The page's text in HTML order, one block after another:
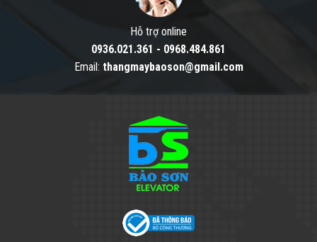
Hỗ trợ online
0936.021.361 - 0968.484.861
Email: thangmaybaoson@gmail.com